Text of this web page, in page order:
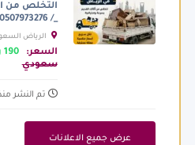
التخلص من
_/ 0507973276
السعر: 190 ريال سعودي
سعودي
تم النشر منذ 4
عرض جميع الاعلانات